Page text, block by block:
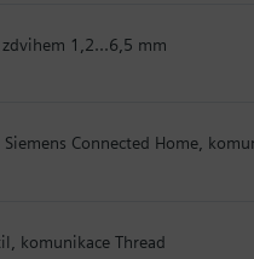
1,2...6,5 mm
Connected Home,
komunikace Thread